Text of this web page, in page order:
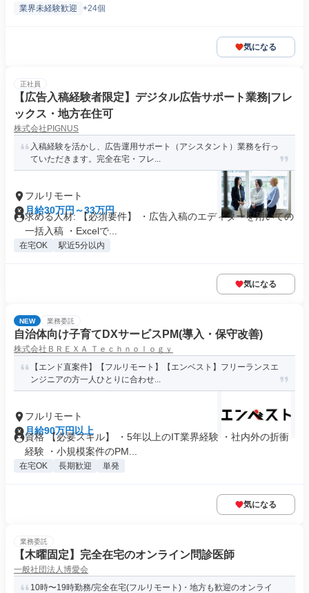
業界未経験歓迎 +24個
気になる
正社員
【広告入稿経験者限定】デジタル広告サポート業務|フレ
ックス・地方在住可
株式会社PIGNUS
入稿経験を活かし、広告運用サポート（アシスタント）業務を行っ
ていただきます。完全在宅・フレ...
フルリモート
月給30万円～33万円
求める人材: 【必須要件】 ・広告入稿のエディターを用いての
一括入稿 ・Excelで...
在宅OK 駅近5分以内
気になる
NEW 業務委託
自治体向け子育てDXサービスPM(導入・保守改善)
株式会社ＢＲＥＸＡ Ｔｅｃｈｎｏｌｏｇｙ
【エンド直案件】【フルリモート】【エンベスト】フリーランスエ
ンジニアの方一人ひとりに合わせ...
フルリモート
月給90万円以上
資格 【必要スキル】 ・5年以上のIT業界経験 ・社内外の折衝
経験 ・小規模案件のPM...
在宅OK 長期歓迎 単発
気になる
業務委託
【木曜固定】完全在宅のオンライン問診医師
一般社団法人博愛会
10時〜19時勤務/完全在宅(フルリモート)・地方も歓迎のオンライ